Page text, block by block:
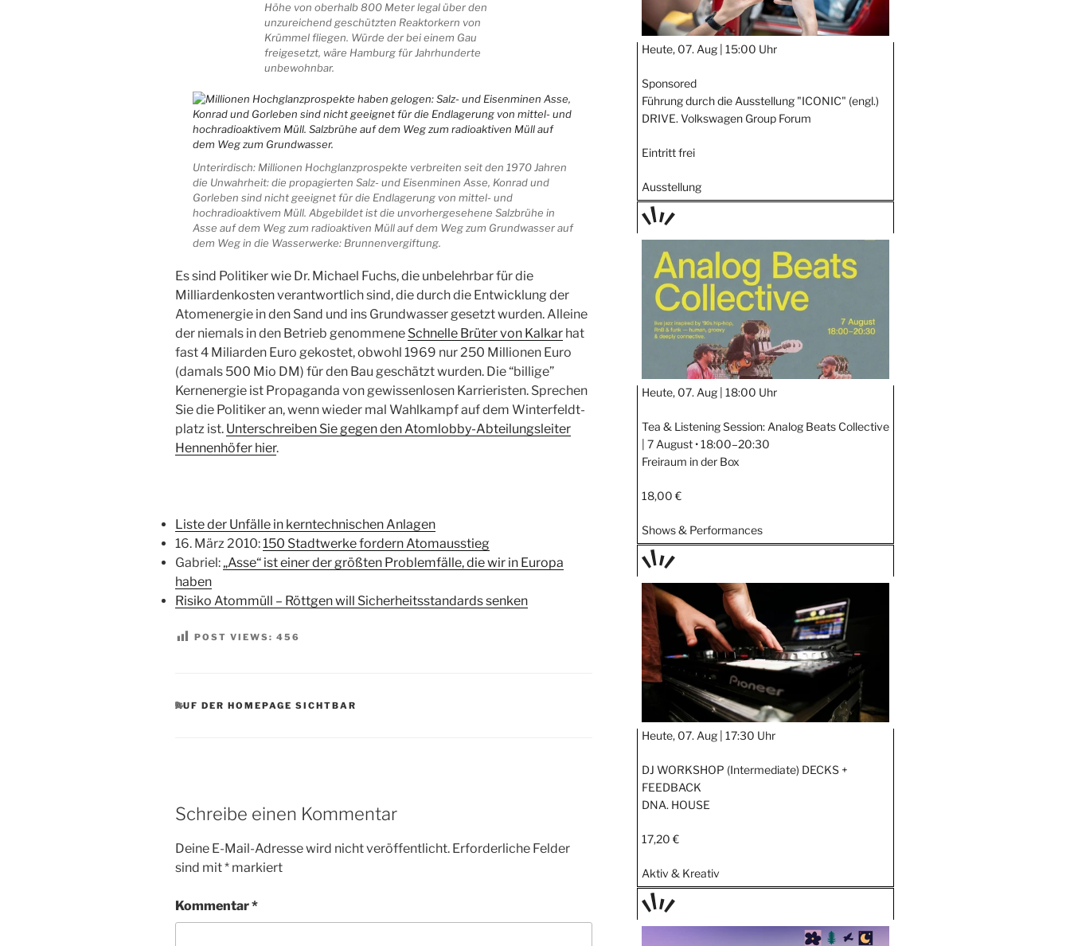
Höhe von oberhalb 800 Meter legal über den
unzureichend geschützten Reaktorkern von
Krümmel fliegen. Würde der bei einem Gau
freigesetzt, wäre Hamburg für Jahrhunderte
unbewohnbar.
Unterirdisch: Millionen Hochglanzprospekte verbreiten seit den 1970 Jahren
die Unwahrheit: die propagierten Salz- und Eisenminen Asse, Konrad und
Gorleben sind nicht geeignet für die Endlagerung von mittel- und
hochradioaktivem Müll. Abgebildet ist die unvorhergesehene Salzbrühe in
Asse auf dem Weg zum radioaktiven Müll auf dem Weg zum Grundwasser auf
dem Weg in die Wasserwerke: Brunnenvergiftung.
Es sind Politiker wie Dr. Michael Fuchs, die unbelehrbar für die
Milliardenkosten verantwortlich sind, die durch die Entwicklung der
Atomenergie in den Sand und ins Grundwasser gesetzt wurden. Alleine
der niemals in den Betrieb genommene Schnelle Brüter von Kalkar hat
fast 4 Miliarden Euro gekostet, obwohl 1969 nur 250 Millionen Euro
(damals 500 Mio DM) für den Bau geschätzt wurden. Die “billige”
Kernenergie ist Propaganda von gewissenlosen Karrieristen. Sprechen
Sie die Politiker an, wenn wieder mal Wahlkampf auf dem Winter­feldt­
platz ist. Unterschreiben Sie gegen den Atomlobby-Abteilungsleiter
Hennenhöfer hier.
Liste der Unfälle in kerntechnischen Anlagen
16. März 2010:150 Stadtwerke fordern Atomausstieg
Gabriel: „Asse“ ist einer der größten Problemfälle, die wir in Europa
haben
Risiko Atommüll – Röttgen will Sicherheitsstandards senken
POST VIEWS: 456
KATEGORIEN
AUF DER HOMEPAGE SICHTBAR
Schreibe einen Kommentar
Deine E-Mail-Adresse wird nicht veröffentlicht. Erforderliche Felder
sind mit* markiert
Kommentar*
Heute, 07. Aug | 15:00 Uhr
Sponsored
Führung durch die Ausstellung "ICONIC" (engl.)
DRIVE. Volkswagen Group Forum
Eintritt frei
Ausstellung
TAGE
STIPP
Heute, 07. Aug | 18:00 Uhr
Tea & Listening Session: Analog Beats Collective
| 7 August • 18:00–20:30
Freiraum in der Box
18,00 €
Shows & Performances
TAGE
STIPP
Heute, 07. Aug | 17:30 Uhr
DJ WORKSHOP (Intermediate) DECKS +
FEEDBACK
DNA. HOUSE
17,20 €
Aktiv & Kreativ
TAGE